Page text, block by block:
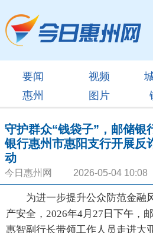
要闻 视频
惠州
图片
守护群众“钱袋子”，邮储
银行惠州市惠阳支行开展反
动
今日惠州网 2026-05-04 10:08
为进一步提升公众防范金融
产安全，2026年4月27日下午，
惠智副行长带领工作人员走进大